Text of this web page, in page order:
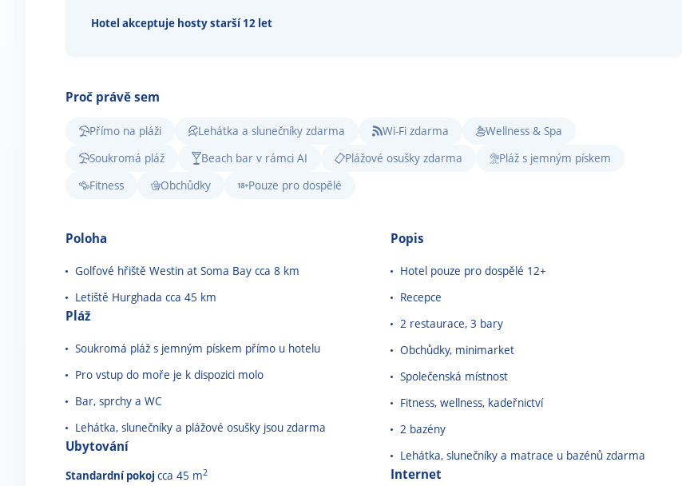
Hotel akceptuje hosty starší 12 let
Proč právě sem
Přímo na pláži Lehátka a slunečníky zdarma Wi-Fi zdarma
Wellness & Spa
Soukromá pláž
Beach bar v rámci AI Plážové osušky zdarma
Pláž s jemným pískem
Fitness
Obchůdky Pouze pro dospělé
Poloha
Golfové hřiště Westin at Soma Bay cca 8 km
Letiště Hurghada cca 45 km
Pláž
Soukromá pláž s jemným pískem přímo u hotelu
Pro vstup do moře je k dispozici molo
Bar, sprchy a WC
Lehátka, slunečníky a plážové osušky jsou zdarma
Ubytování
Standardní pokoj cca 45 m2
Popis
Hotel pouze pro dospělé 12+
Recepce
2 restaurace, 3 bary
Obchůdky, minimarket
Společenská místnost
Fitness, wellness, kadeřnictví
2 bazény
Lehátka, slunečníky a matrace u bazénů zdarma
Internet